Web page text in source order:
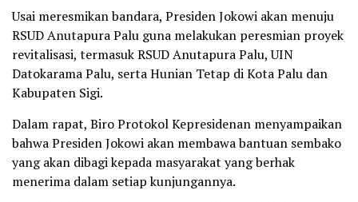
Usai meresmikan bandara, Presiden Jokowi akan menuju
RSUD Anutapura Palu guna melakukan peresmian proyek
revitalisasi, termasuk RSUD Anutapura Palu, UIN
Datokarama Palu, serta Hunian Tetap di Kota Palu dan
Kabupaten Sigi.
Dalam rapat, Biro Protokol Kepresidenan menyampaikan
bahwa Presiden Jokowi akan membawa bantuan sembako
yang akan dibagi kepada masyarakat yang berhak
menerima dalam setiap kunjungannya.